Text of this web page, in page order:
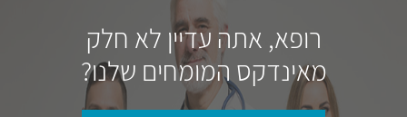
רופא, אתה עדיין לא חלק
מאינדקס המומחים שלנו?